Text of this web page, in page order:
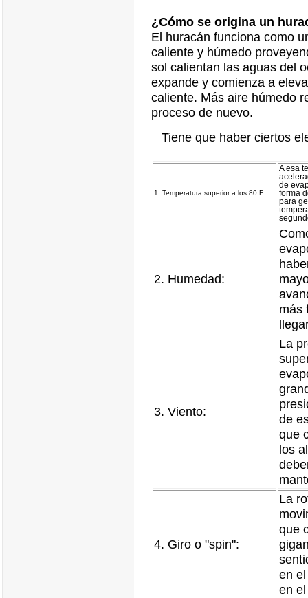
¿Cómo se origina un
El huracán funciona como
caliente y húmedo
sol calientan las aguas del
expande y comienza a
caliente. Más aire húmedo
proceso de nuevo.
Tiene que haber ciertos
1. Temperatura superior a los 80 F:
A esa
de
forma
para
2. Humedad:
más
3. Viento:
La
de
que
los
4. Giro o "spin":
La
que
en
en